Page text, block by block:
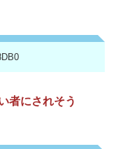
者にされそう